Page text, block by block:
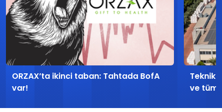
ORZAX’ta ikinci taban: Tahtada BofA
var!
ve tüm